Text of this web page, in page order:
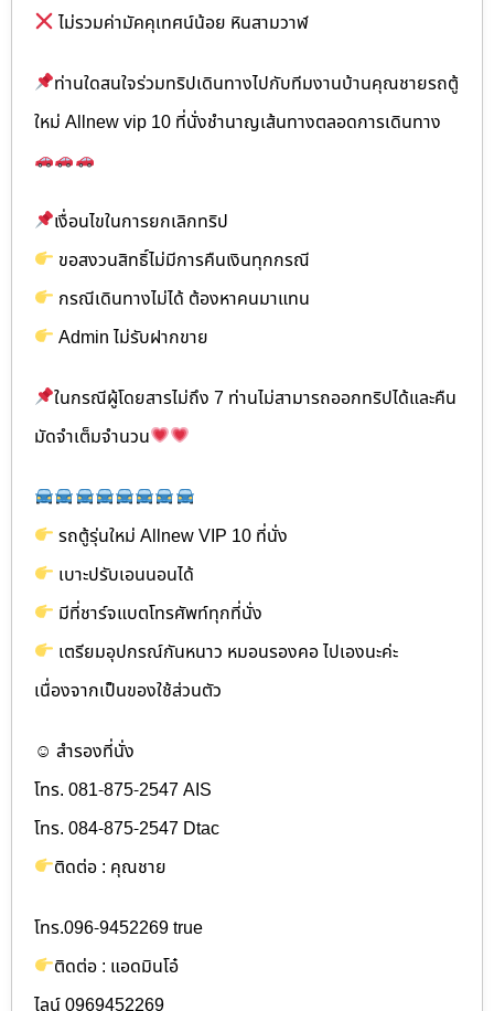
ไม่รวมค่ามัคคุเทศน์น้อย หินสามวาฬ
ท่านใดสนใจร่วมทริปเดินทางไปกับทีมงานบ้านคุณชายรถตู้
ใหม่ Allnew vip 10 ที่นั่งชำนาญเส้นทางตลอดการเดินทาง
เงื่อนไขในการยกเลิกทริป
ขอสงวนสิทธิ์ไม่มีการคืนเงินทุกกรณี
กรณีเดินทางไม่ได้ ต้องหาคนมาแทน
Admin ไม่รับฝากขาย
ในกรณีผู้โดยสารไม่ถึง 7 ท่านไม่สามารถออกทริปได้และคืน
มัดจำเต็มจำนวน
รถตู้รุ่นใหม่ Allnew VIP 10 ที่นั่ง
เบาะปรับเอนนอนได้
มีที่ชาร์จแบตโทรศัพท์ทุกที่นั่ง
เตรียมอุปกรณ์กันหนาว หมอนรองคอ ไปเองนะค่ะ
เนื่องจากเป็นของใช้ส่วนตัว
☺ สำรองที่นั่ง
โทร. 081-875-2547 AIS
โทร. 084-875-2547 Dtac
ติดต่อ : คุณชาย
โทร.096-9452269 true
ติดต่อ : แอดมินโอ๋
ไลน์ 0969452269